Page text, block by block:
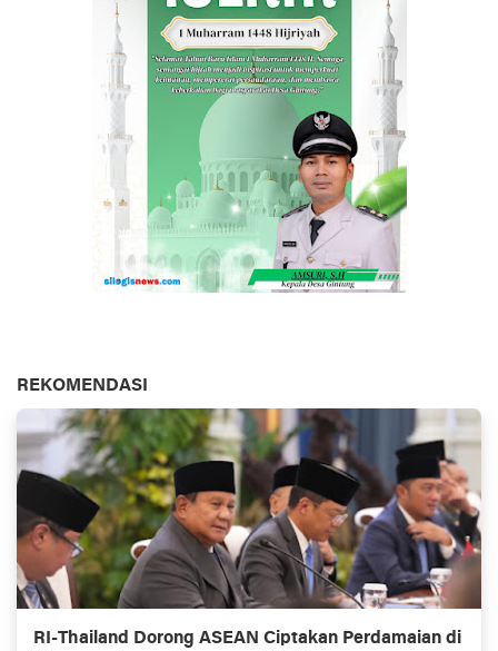
REKOMENDASI
RI-Thailand Dorong ASEAN Ciptakan Perdamaian di